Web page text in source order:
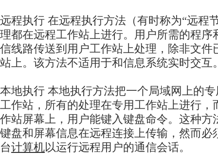
远程执行 在远程执行方法（有时称为“远程
理都在远程工作站上进行。用户所需的程序
信线路传送到用户工作站上处理，除非文件
站上。该方法不适用于和信息系统实时交互
本地执行 本地执行方法把一个局域网上的
工作站，所有的处理在专用工作站上进行，
作站屏幕上，用户能键入键盘命令。这种方
键盘和屏幕信息在远程连接上传输，然而必
台计算机以运行远程用户的通信会话。